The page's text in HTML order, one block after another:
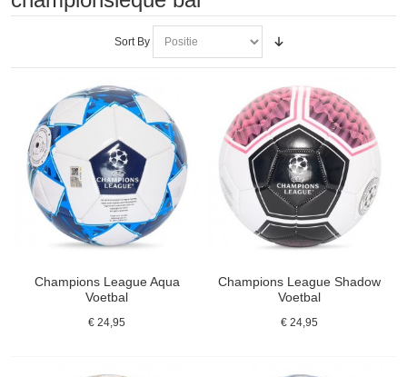
Sort By
Champions League Aqua
Voetbal
€ 24,95
Champions League Shadow
Voetbal
€ 24,95